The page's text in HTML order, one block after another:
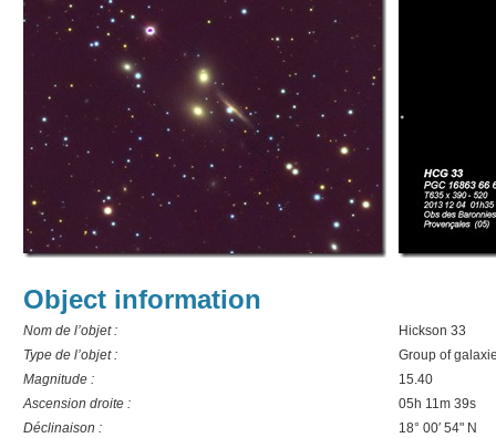
Object information
Nom de l’objet :
Hickson 33
Type de l’objet :
Group of
Magnitude :
15.40
Ascension droite :
05h 11m 39s
Déclinaison :
18° 00′ 54" N